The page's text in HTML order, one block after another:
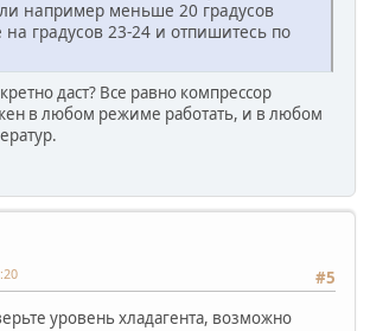
например меньше 20 градусов
на градусов 23-24 и отпишитесь по
даст? Все равно компрессор
в любом режиме работать, и в любом
#5
уровень хладагента, возможно